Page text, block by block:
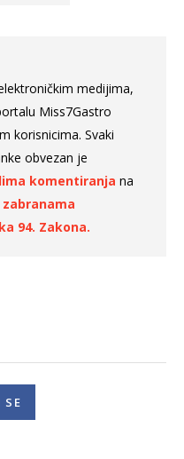
medijima,
Miss7Gastro
korisnicima. Svaki
obvezan je
komentiranja na
zabranama
94. Zakona.
SE